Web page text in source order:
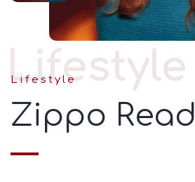
Lifestyle
Lifestyle
Zippo Read